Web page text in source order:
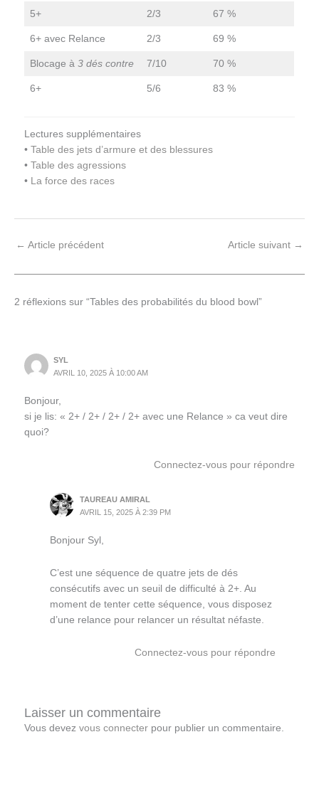
5+ 2/3 67 %
6+ avec Relance 2/3 69 %
Blocage à 3 dés contre 7/10 70 %
6+ 5/6 83 %
Lectures supplémentaires
• Table des jets d’armure et des blessures
• Table des agressions
• La force des races
← Article précédent Article suivant →
2 réflexions sur “Tables des probabilités du blood bowl”
SYL
AVRIL 10, 2025 À 10:00 AM
Bonjour,
si je lis: « 2+ / 2+ / 2+ / 2+ avec une Relance » ca veut dire
quoi?
Connectez-vous pour répondre
TAUREAU AMIRAL
AVRIL 15, 2025 À 2:39 PM
Bonjour Syl,
C’est une séquence de quatre jets de dés
consécutifs avec un seuil de difficulté à 2+. Au
moment de tenter cette séquence, vous disposez
d’une relance pour relancer un résultat néfaste.
Connectez-vous pour répondre
Laisser un commentaire
Vous devez vous connecterpour publier un commentaire.